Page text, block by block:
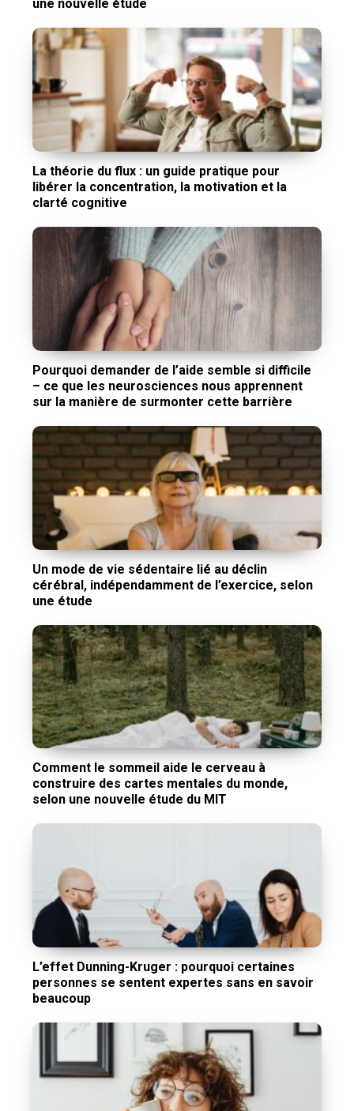
une nouvelle étude
La théorie du flux : un guide pratique pour
libérer la concentration, la motivation et la
clarté cognitive
Pourquoi demander de l’aide semble si difficile
– ce que les neurosciences nous apprennent
sur la manière de surmonter cette barrière
Un mode de vie sédentaire lié au déclin
cérébral, indépendamment de l’exercice, selon
une étude
Comment le sommeil aide le cerveau à
construire des cartes mentales du monde,
selon une nouvelle étude du MIT
L’effet Dunning-Kruger : pourquoi certaines
personnes se sentent expertes sans en savoir
beaucoup